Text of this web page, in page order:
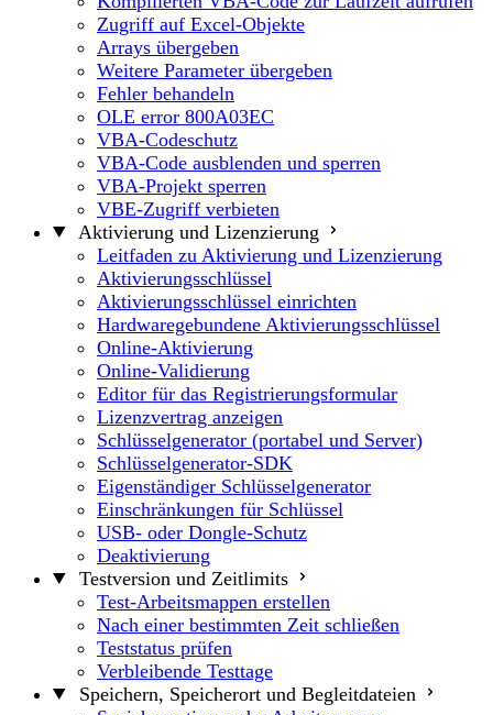
Zugriff auf Excel-Objekte
Arrays übergeben
Weitere Parameter übergeben
Fehler behandeln
OLE error 800A03EC
VBA-Codeschutz
VBA-Code ausblenden und sperren
VBA-Projekt sperren
VBE-Zugriff verbieten
Aktivierung und Lizenzierung
Leitfaden zu Aktivierung und Lizenzierung
Aktivierungsschlüssel
Aktivierungsschlüssel einrichten
Hardwaregebundene Aktivierungsschlüssel
Online-Aktivierung
Online-Validierung
Editor für das Registrierungsformular
Lizenzvertrag anzeigen
Schlüsselgenerator (portabel und Server)
Schlüsselgenerator-SDK
Eigenständiger Schlüsselgenerator
Einschränkungen für Schlüssel
USB- oder Dongle-Schutz
Deaktivierung
Testversion und Zeitlimits
Test-Arbeitsmappen erstellen
Nach einer bestimmten Zeit schließen
Teststatus prüfen
Verbleibende Testtage
Speichern, Speicherort und Begleitdateien